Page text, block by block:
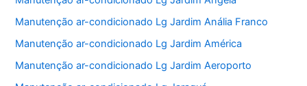
Manutenção ar-condicionado Lg Jardim Anália Franco
Manutenção ar-condicionado Lg Jardim América
Manutenção ar-condicionado Lg Jardim Aeroporto